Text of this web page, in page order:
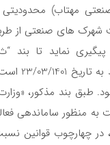
مهتاب) محدودیتی
شهرک های صنعتی از
پیگیری نماید تا بند
وزیران که
طبق بند مذکور،
به منظور ساماندهی
چهارچوب قوانین